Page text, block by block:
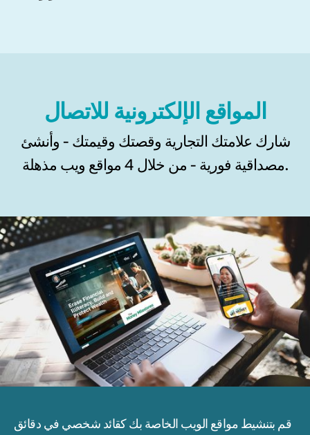
المواقع الإلكترونية للاتصال
شارك علامتك التجارية وقصتك وقيمتك - وأنشئ
مصداقية فورية - من خلال 4 مواقع ويب مذهلة.
قم بتنشيط مواقع الويب الخاصة بك كقائد شخصي في دقائق